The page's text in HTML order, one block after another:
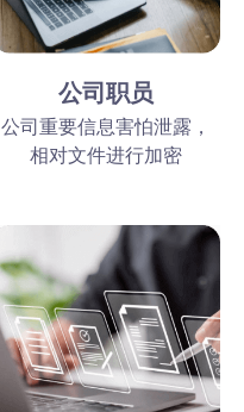
公司职员
公司重要信息害怕泄露，
相对文件进行加密